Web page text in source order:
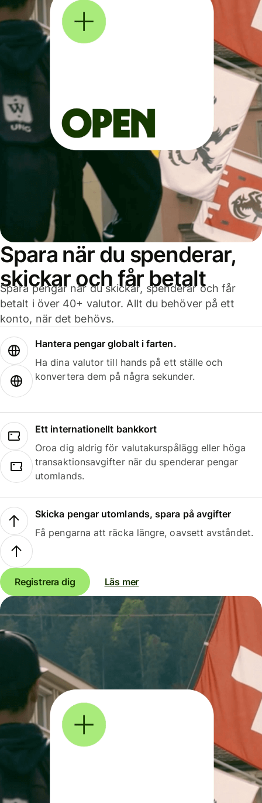
Spara när du spenderar,
skickar och får betalt
Spara pengar när du skickar, spenderar och får
betalt i över 40+ valutor. Allt du behöver på ett
konto, när det behövs.
Hantera pengar globalt i farten.
Ha dina valutor till hands på ett ställe och
konvertera dem på några sekunder.
Ett internationellt bankkort
Oroa dig aldrig för valutakurspålägg eller höga
transaktionsavgifter när du spenderar pengar
utomlands.
Skicka pengar utomlands, spara på avgifter
Få pengarna att räcka längre, oavsett avståndet.
Registrera dig Läs mer